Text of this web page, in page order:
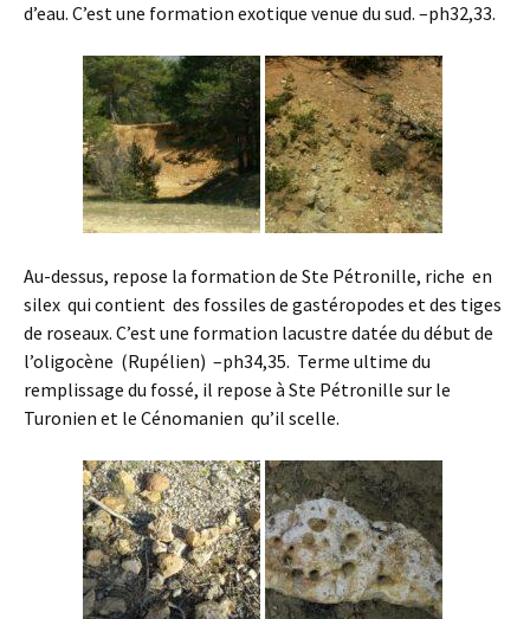
d’eau. C’est une formation exotique venue du sud. –ph32,33.
Au-dessus, repose la formation de Ste Pétronille, riche en
silex qui contient des fossiles de gastéropodes et des tiges
de roseaux. C’est une formation lacustre datée du début de
l’oligocène (Rupélien) –ph34,35. Terme ultime du
remplissage du fossé, il repose à Ste Pétronille sur le
Turonien et le Cénomanien qu’il scelle.